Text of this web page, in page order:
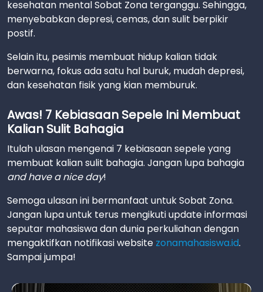
kesehatan mental Sobat Zona terganggu. Sehingga,
menyebabkan depresi, cemas, dan sulit berpikir
postif.
Selain itu, pesimis membuat hidup kalian tidak
berwarna, fokus ada satu hal buruk, mudah depresi,
dan kesehatan fisik yang kian memburuk.
Awas! 7 Kebiasaan Sepele Ini Membuat
Kalian Sulit Bahagia
Itulah ulasan mengenai 7 kebiasaan sepele yang
membuat kalian sulit bahagia. Jangan lupa bahagia
and have a nice day!
Semoga ulasan ini bermanfaat untuk Sobat Zona.
Jangan lupa untuk terus mengikuti update informasi
seputar mahasiswa dan dunia perkuliahan dengan
mengaktifkan notifikasi website zonamahasiswa.id.
Sampai jumpa!